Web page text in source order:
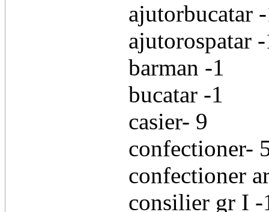
ajutorbucatar
ajutorospatar
barman -1
bucatar -1
casier- 9
confectioner-
confectioner
consilier gr I -